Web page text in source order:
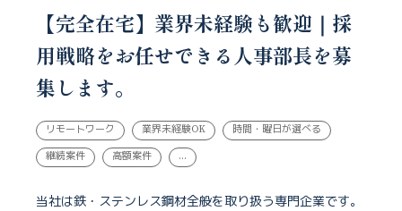
【完全在宅】業界未経験も歓迎｜採
用戦略をお任せできる人事部長を募
集します。
リモートワーク 業界未経験OK 時間・曜日が選べる
継続案件 高額案件 ...
当社は鉄・ステンレス鋼材全般を取り扱う専門企業です。